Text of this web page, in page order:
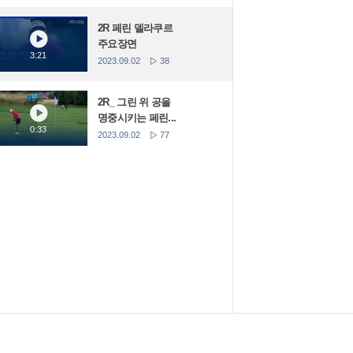
3:21
2R 페린 델라쿠르
주요장면
2023.09.02 38
0:33
2R_ 그린 위 공을
명중시키는 페린...
2023.09.02 77